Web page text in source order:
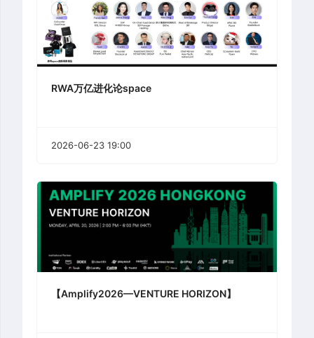
RWA万亿进化论space
2026-06-23 19:00
【Amplify2026—VENTURE HORIZON】